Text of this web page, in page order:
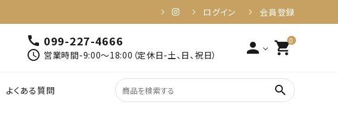
ログイン 会員登録
call 099-227-4666
schedule 営業時間-9:00～18:00（定休日-土、日、祝日） person 0
shopping_cart
よくある質問 search